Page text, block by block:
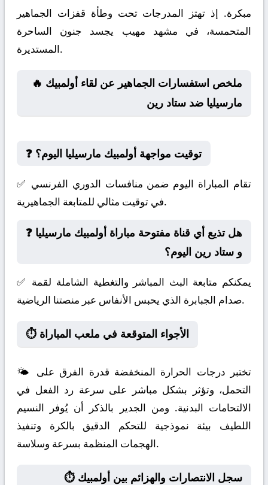
مبكرة. إذ تهتز المدرجات تحت وطأة قفزات الجماهير
المتحمسة، في مشهد مهيب يجسد جنون الساحرة
المستديرة.
🔥 ملخص استفسارات الجماهير عن لقاء أولمبيك
مارسيليا ضد ستاد رين
❓ توقيت مواجهة أولمبيك مارسيليا اليوم؟
✅ تقام المباراة اليوم ضمن منافسات الدوري الفرنسي
في توقيت مثالي للمتابعة الجماهيرية.
❓ هل تذيع أي قناة مفتوحة مباراة أولمبيك مارسيليا
و ستاد رين اليوم؟
✅ يمكنكم متابعة البث المباشر والتغطية الشاملة لقمة
صدام الجبابرة الذي يحبس الأنفاس عبر منصتنا الرياضية.
⏱️ الأجواء المتوقعة في ملعب المباراة
🌤️ تختبر درجات الحرارة المنخفضة قدرة الفرق على
التحمل، وتؤثر بشكل مباشر على سرعة رد الفعل في
الالتحامات البدنية. ومن الجدير بالذكر أن يُوفر النسيم
اللطيف بيئة نموذجية للتحكم الدقيق بالكرة وتنفيذ
الهجمات المنظمة بسرعة وسلاسة.
⏱️ سجل الانتصارات والهزائم بين أولمبيك